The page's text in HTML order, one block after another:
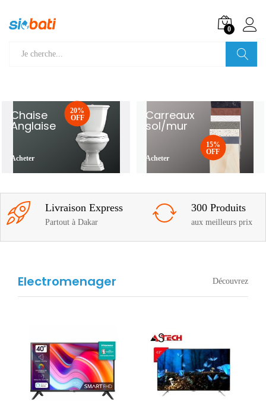
0
Chaise
Anglaise
Acheter
20%
OFF
Carreaux
sol/mur
Acheter
15%
OFF
Livraison Express
Partout à Dakar
300 Produits
aux meilleurs prix
Electromenager Découvrez